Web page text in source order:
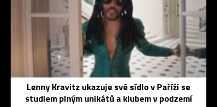
Lenny Kravitz ukazuje své sídlo v Paříži se
studiem plným unikátů a klubem v podzemí